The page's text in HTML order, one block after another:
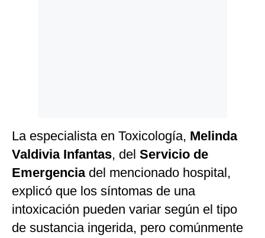
La especialista en Toxicología, Melinda
Valdivia Infantas, del Servicio de
Emergenciadel mencionado hospital,
explicó que los síntomas de una
intoxicación pueden variar según el tipo
de sustancia ingerida, pero comúnmente